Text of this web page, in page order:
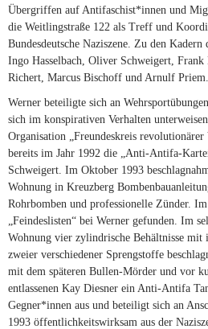
Übergriffen auf Antifaschist*innen und
die Weitlingstraße 122 als Treff und
Bundesdeutsche Naziszene. Zu den
Ingo Hasselbach, Oliver Schweigert,
Richert, Marcus Bischoff und Arnulf Priem.
Werner beteiligte sich an
sich im konspirativen Verhalten
Organisation „Freundeskreis
bereits im Jahr 1992 die „Anti-Antifa-
Schweigert. Im Oktober 1993
Wohnung in Kreuzberg
Rohrbomben und professionelle Zünder.
„Feindeslisten“ bei Werner gefunden. Im
Wohnung vier zylindrische Behältnisse mit
zweier verschiedener Sprengstoffe
mit dem späteren Bullen-Mörder und vor
entlassenen Kay Diesner ein Anti-Antifa
Gegner*innen aus und beteiligt sich an
1993 öffentlichkeitswirksam aus der